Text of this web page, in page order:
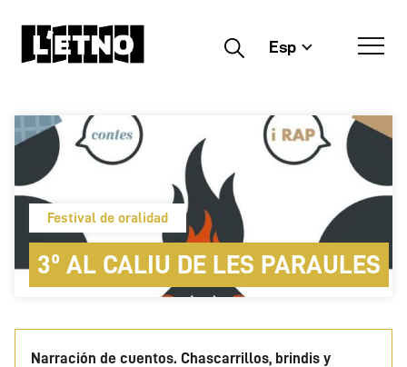
Buscar Esp
Festival de oralidad
3º AL CALIU DE LES PARAULES
Narración de cuentos. Chascarrillos, brindis y